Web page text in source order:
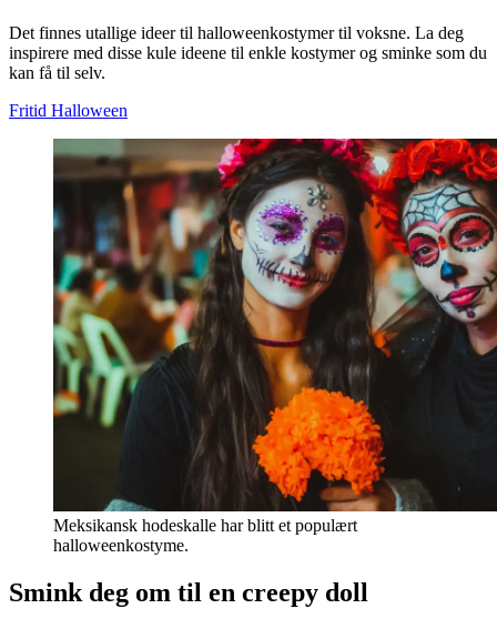
Det finnes utallige ideer til halloweenkostymer til voksne. La deg
inspirere med disse kule ideene til enkle kostymer og sminke som du
kan få til selv.
Fritid Halloween
Meksikansk hodeskalle har blitt et populært
halloweenkostyme.
Smink deg om til en creepy doll